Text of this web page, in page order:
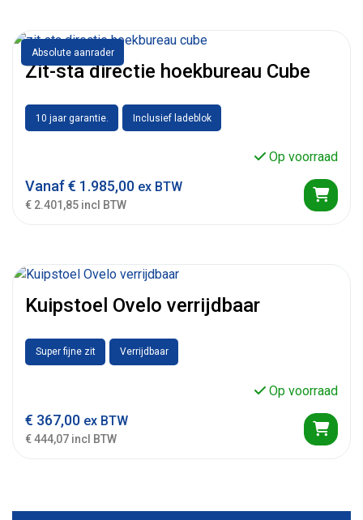
Absolute aanrader
Zit-sta directie hoekbureau Cube
10 jaar garantie. Inclusief ladeblok
Op voorraad
Vanaf€ 1.985,00 ex BTW
€ 2.401,85 incl BTW
Kuipstoel Ovelo verrijdbaar
Super fijne zit Verrijdbaar
Op voorraad
€ 367,00 ex BTW
€ 444,07 incl BTW